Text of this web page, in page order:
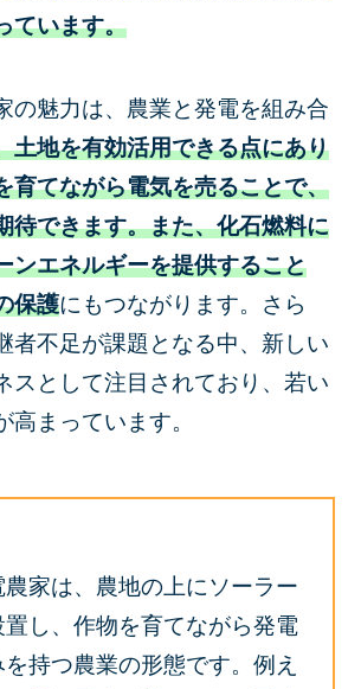
ています。
の魅力は、農業と発電を組み合
土地を有効活用できる点にあり
育てながら電気を売ることで、
待できます。また、化石燃料に
ンエネルギーを提供すること
保護にもつながります。さら
者不足が課題となる中、新しい
スとして注目されており、若い
高まっています。
家は、農地の上にソーラー
し、作物を育てながら発電
持つ農業の形態です。例え